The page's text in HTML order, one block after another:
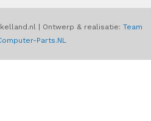
| Ontwerp & realisatie: Team
Parts.NL